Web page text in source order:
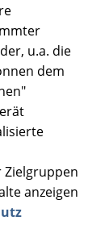
u.a. die
dem
Zielgruppen
anzeigen